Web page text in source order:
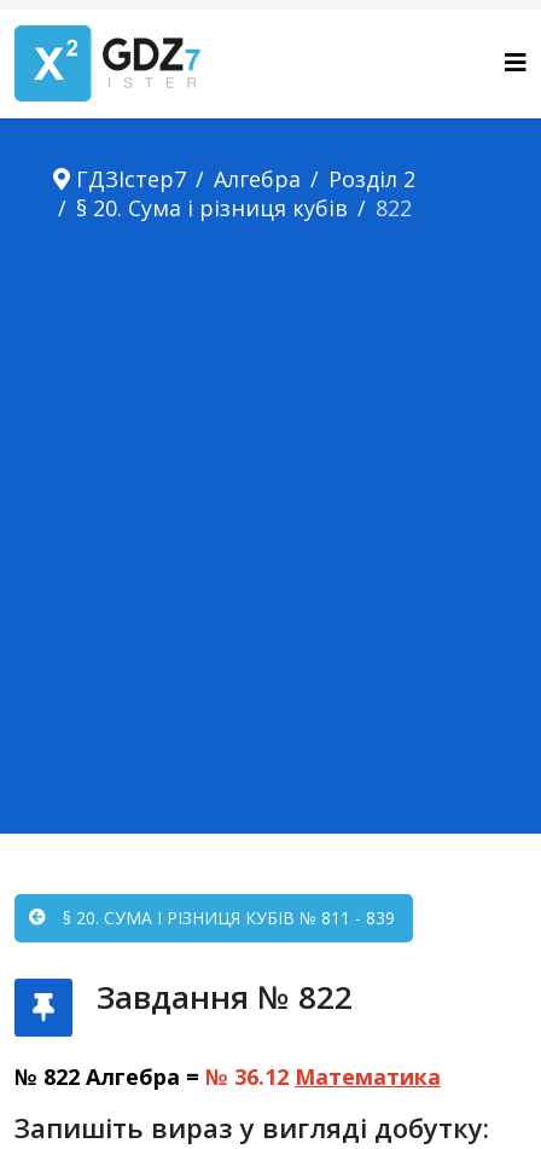
ГДЗІстер7 Алгебра
Розділ 2
§ 20. Сума і різниця кубів
822
§ 20. СУМА І РІЗНИЦЯ КУБІВ № 811 - 839
Завдання № 822
№ 822 Алгебра = № 36.12 Математика
Запишіть вираз у вигляді добутку: